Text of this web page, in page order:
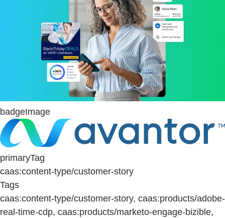
badgeImage
primaryTag
caas:content-type/customer-story
Tags
caas:content-type/customer-story, caas:products/adobe-
real-time-cdp, caas:products/marketo-engage-bizible,